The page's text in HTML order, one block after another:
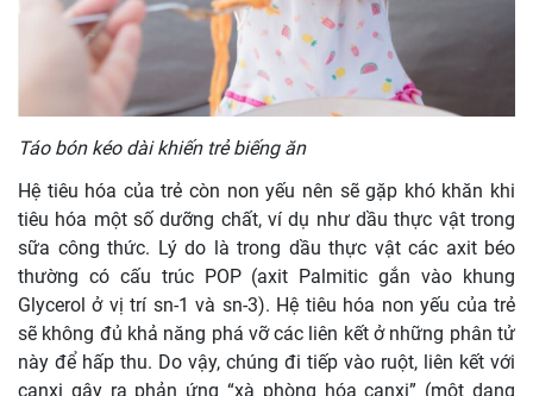
Táo bón kéo dài khiến trẻ biếng ăn
Hệ tiêu hóa của trẻ còn non yếu nên sẽ gặp khó khăn khi
tiêu hóa một số dưỡng chất, ví dụ như dầu thực vật trong
sữa công thức. Lý do là trong dầu thực vật các axit béo
thường có cấu trúc POP (axit Palmitic gắn vào khung
Glycerol ở vị trí sn-1 và sn-3). Hệ tiêu hóa non yếu của trẻ
sẽ không đủ khả năng phá vỡ các liên kết ở những phân tử
này để hấp thu. Do vậy, chúng đi tiếp vào ruột, liên kết với
canxi gây ra phản ứng “xà phòng hóa canxi” (một dạng